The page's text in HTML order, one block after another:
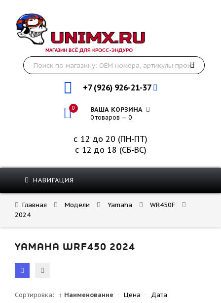
МАГАЗИН ВСЁ ДЛЯ КРОСС-ЭНДУРО
+7 (926) 926-21-37
0 ВАША КОРЗИНА
0 товаров — 0
с 12 до 20 (ПН-ПТ)
с 12 до 18 (СБ-ВС)
НАВИГАЦИЯ
Главная Модели Yamaha
WR450F
2024
YAMAHA WRF450 2024
Сортировка: ↑ Наименование · Цена ·
Дата